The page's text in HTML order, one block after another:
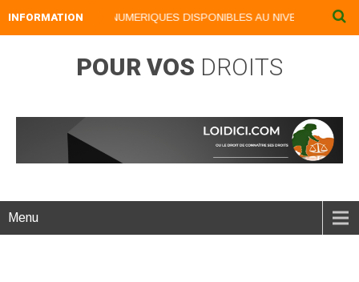
INFORMATION
NOS LIVRES NUMERIQUES DISPONIBLES AU NIVEAU DU
POUR VOS DROITS
Menu